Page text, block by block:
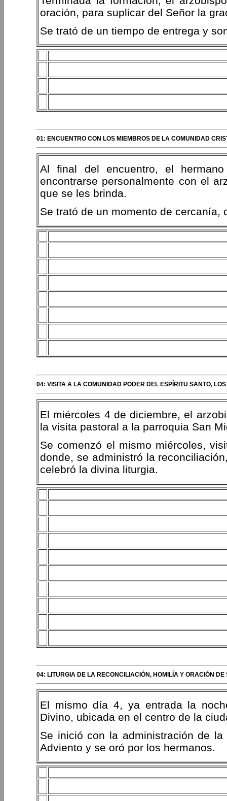
oración, para suplicar del Señor la
Se trató de un tiempo de entrega y
01: ENCUENTRO CON LOS MIEMBROS DE LA COMUNIDAD
Al final del encuentro, el
encontrarse personalmente con el
que se les brinda.
Se trató de un momento de cercanía,
04: VISITA A LA COMUNIDAD PODER DEL ESPÍRITU SANTO,
El miércoles 4 de diciembre, el
la visita pastoral a la parroquia San
Se comenzó el mismo miércoles,
donde, se administró la
celebró la divina liturgia.
04: LITURGIA DE LA RECONCILIACIÓN, HOMILÍA Y ORACIÓN
El mismo día 4, ya entrada la
Divino, ubicada en el centro de la
Se inició con la administración de
Adviento y se oró por los hermanos.